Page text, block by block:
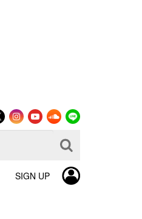
SIGN UP